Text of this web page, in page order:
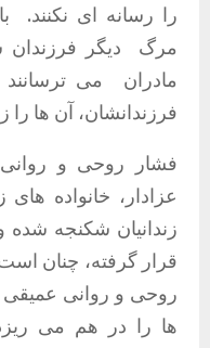
را رسانه ای نکنند.
مرگ
دیگر فرزندان
مادران
می ترسانند
فرزندانشان، آن ها را
فشار روحی و
عزادار، خانواده های
زندانیان شکنجه
قرار گرفته، چنان
روحی و روانی
ها را در هم می